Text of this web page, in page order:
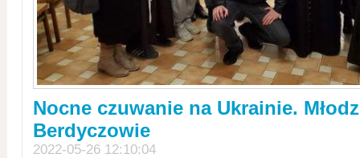
Nocne czuwanie na Ukrainie.
Berdyczowie
2022-05-26 12:10:04